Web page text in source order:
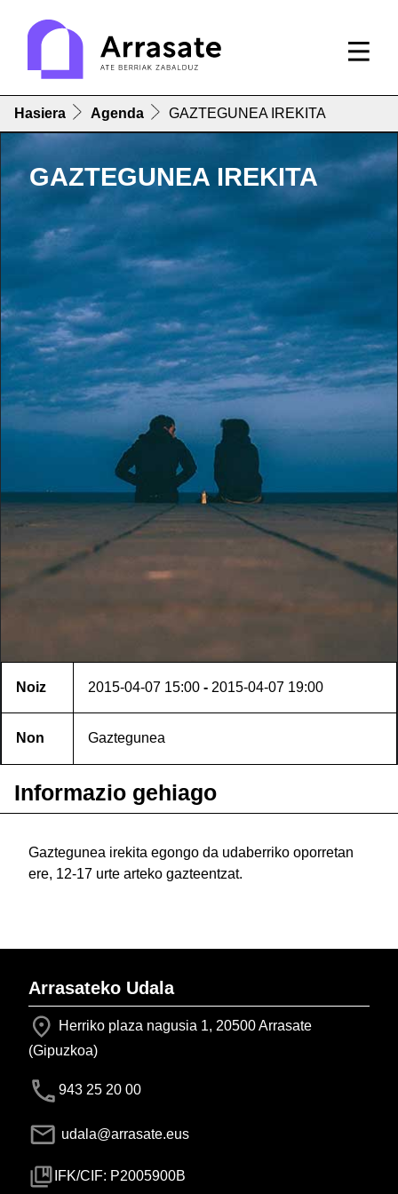
Hasiera Agenda GAZTEGUNEA IREKITA
GAZTEGUNEA IREKITA
Noiz 2015-04-07 15:00 - 2015-04-07 19:00
Non Gaztegunea
Informazio gehiago
Gaztegunea irekita egongo da udaberriko oporretan
ere, 12-17 urte arteko gazteentzat.
Arrasateko Udala
Herriko plaza nagusia 1, 20500 Arrasate
(Gipuzkoa)
943 25 20 00
udala@arrasate.eus
IFK/CIF: P2005900B